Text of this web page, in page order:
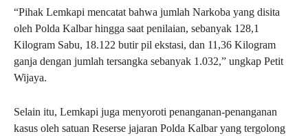
“Pihak Lemkapi mencatat bahwa jumlah Narkoba yang disita
oleh Polda Kalbar hingga saat penilaian, sebanyak 128,1
Kilogram Sabu, 18.122 butir pil ekstasi, dan 11,36 Kilogram
ganja dengan jumlah tersangka sebanyak 1.032,” ungkap Petit
Wijaya.
Selain itu, Lemkapi juga menyoroti penanganan-penanganan
kasus oleh satuan Reserse jajaran Polda Kalbar yang tergolong